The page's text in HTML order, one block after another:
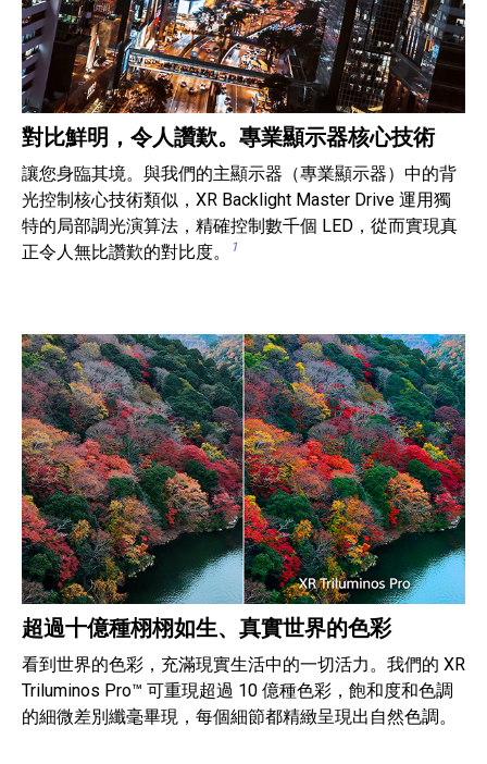
對比鮮明，令人讚歎。專業顯示器核心技術
讓您身臨其境。與我們的主顯示器（專業顯示器）中的背
光控制核心技術類似，XR Backlight Master Drive 運用獨
特的局部調光演算法，精確控制數千個 LED，從而實現真
正令人無比讚歎的對比度。
1
超過十億種栩栩如生、真實世界的色彩
看到世界的色彩，充滿現實生活中的一切活力。我們的 XR
Triluminos Pro™ 可重現超過 10 億種色彩，飽和度和色調
的細微差別纖毫畢現，每個細節都精緻呈現出自然色調。